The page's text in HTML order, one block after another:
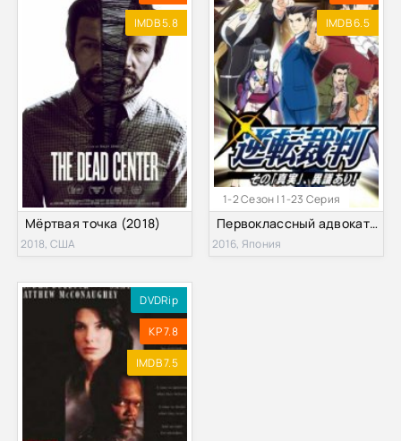
IMDB 5.8
Мёртвая точка (2018)
2018, США
1-2 Сезон | 1-23 Серия
IMDB 6.5
Первоклассный адвокат (2016) 1-2 сезон
2016, Япония
DVDRip
KP 7.8
IMDB 7.5